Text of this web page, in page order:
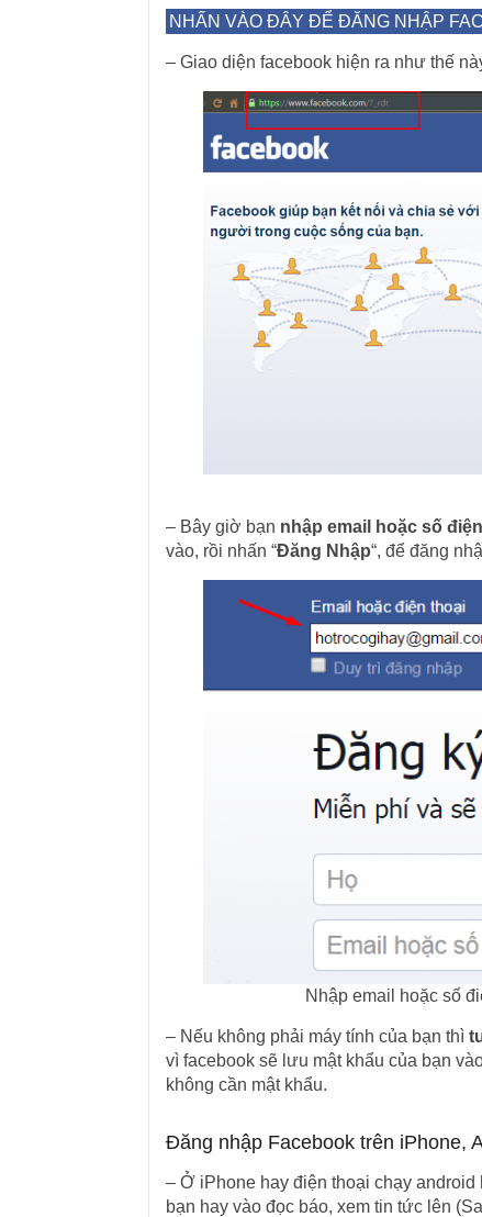
NHẤN VÀO ĐÂY ĐỂ ĐĂNG NHẬP
– Giao diện facebook hiện ra như thế
– Bây giờ bạn nhập email hoặc số
vào, rồi nhấn “Đăng Nhập“, để đăng
Nhập email hoặc số
– Nếu không phải máy tính của bạn thì
vì facebook sẽ lưu mật khẩu của bạn
không cần mật khẩu.
Đăng nhập Facebook trên iPhone,
– Ở iPhone hay điện thoại chạy
bạn hay vào đọc báo, xem tin tức lên